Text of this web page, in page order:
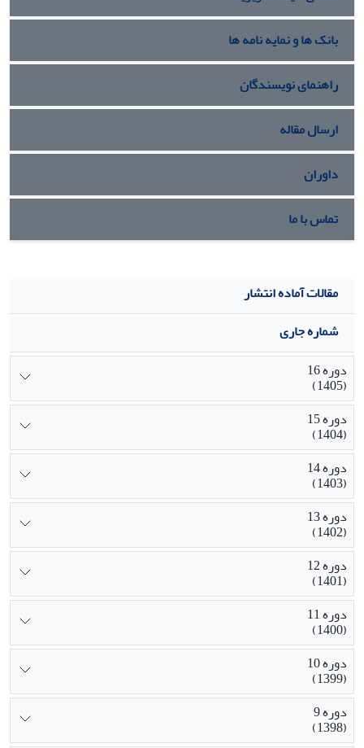
و مدل‌سازی پویایی‌شناسی سیستم‌ها در بستر زنجیره دارویی
بیمارستانی، شواهد کمی و کاربردی در زمینه نقش شفافیت
غیرمتمرکز در مدیریت کیفیت‌محور زنجیره تامین ارایه می‌کند.
بانک ها و نمایه نامه ها
راهنمای نویسندگان
ارسال مقاله
داوران
تماس با ما
مقالات آماده انتشار
شماره جاری
دوره 16
(1405)
دوره 15
(1404)
دوره 14
(1403)
دوره 13
(1402)
دوره 12
(1401)
دوره 11
(1400)
دوره 10
(1399)
دوره 9
(1398)